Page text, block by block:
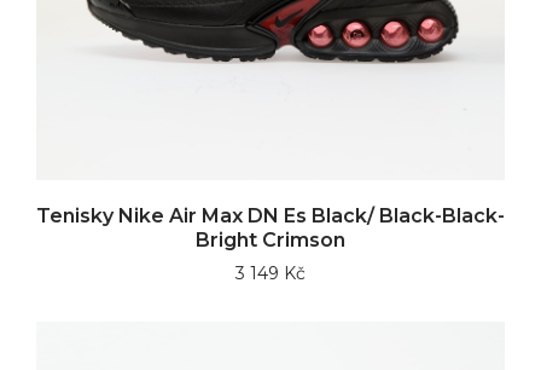
Tenisky Nike Air Max DN Es Black/ Black-Black-
Bright Crimson
3 149 Kč